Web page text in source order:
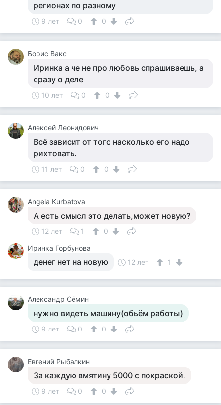
регионах по разному
9 лет 0 0
Борис Вакс
Иринка а че не про любовь спрашиваешь, а
сразу о деле
10 лет 0 0
Алексей Леонидович
Всё зависит от того насколько его надо
рихтовать.
11 лет 0 0
Angela Kurbatova
А есть смысл это делать,может новую?
12 лет 1
0
Иринка Горбунова
денег нет на новую 12 лет 1
Александр Сёмин
нужно видеть машину(обьём работы)
9 лет 0 0
Евгений Рыбалкин
За каждую вмятину 5000 с покраской.
9 лет 0 0